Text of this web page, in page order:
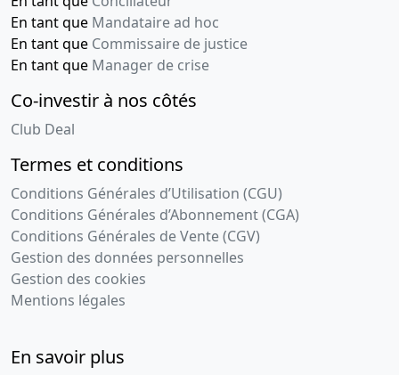
En tant que Mandataire ad hoc
En tant que Commissaire de justice
En tant que Manager de crise
Co-investir à nos côtés
Club Deal
Termes et conditions
Conditions Générales d’Utilisation (CGU)
Conditions Générales d’Abonnement (CGA)
Conditions Générales de Vente (CGV)
Gestion des données personnelles
Gestion des cookies
Mentions légales
En savoir plus